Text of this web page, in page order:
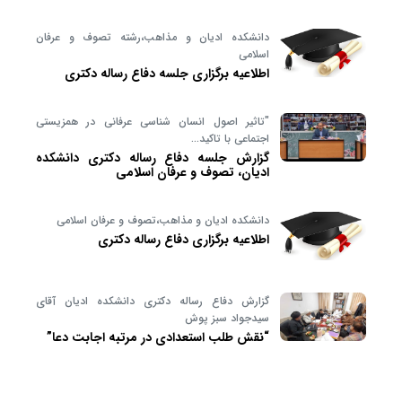
دانشکده ادیان و مذاهب،رشته تصوف و عرفان
اسلامی
اطلاعیه برگزاری جلسه دفاع رساله دکتری
"تاثیر اصول انسان شناسی عرفانی در همزیستی
اجتماعی با تاکید…
گزارش جلسه دفاع رساله دکتری دانشکده
ادیان، تصوف و عرفان اسلامی
دانشکده ادیان و مذاهب،تصوف و عرفان اسلامی
اطلاعیه برگزاری دفاع رساله دکتری
گزارش دفاع رساله دکتری دانشکده ادیان آقای
سیدجواد سبز پوش
“نقش طلب استعدادی در مرتبه اجابت دعا”